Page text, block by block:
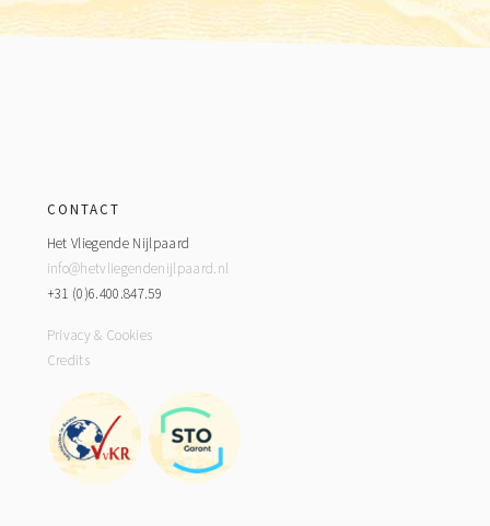
CONTACT
Het Vliegende Nijlpaard
info@hetvliegendenijlpaard.nl
+31 (0)6.400.847.59
Privacy & Cookies
Credits